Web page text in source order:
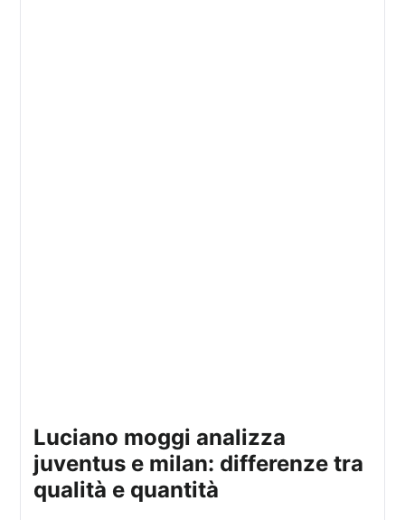
luciano moggi analizza
juventus e milan: differenze tra
qualità e quantità